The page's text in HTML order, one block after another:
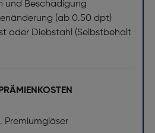
und Beschädigung
(ab 0.50 dpt)
oder Diebstahl (Selbstbehalt
Premiumgläser